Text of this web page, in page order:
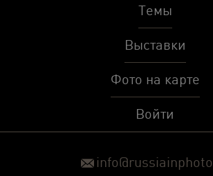
Темы
Выставки
Фото на карте
Войти